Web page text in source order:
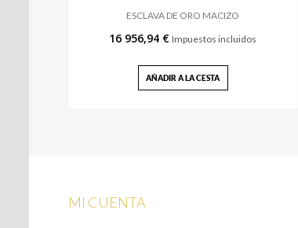
ESCLAVA DE ORO MACIZO
16 956,94 € Impuestos incluidos
AÑADIR A LA CESTA
MI CUENTA